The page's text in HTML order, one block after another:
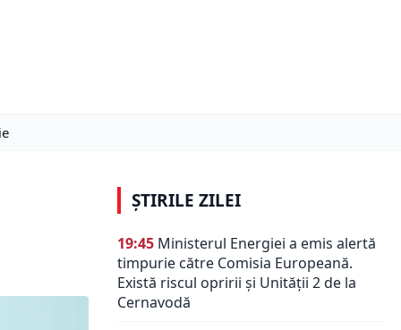
ȘTIRILE ZILEI
19:45 Ministerul Energiei a emis alertă
timpurie către Comisia Europeană.
Există riscul opririi și Unității 2 de la
Cernavodă